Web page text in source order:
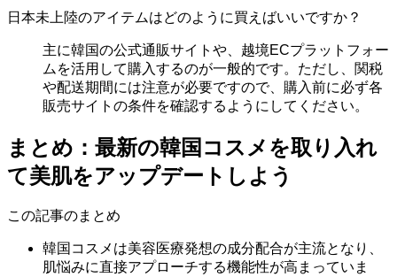
日本未上陸のアイテムはどのように買えばいいですか？
主に韓国の公式通販サイトや、越境ECプラットフォー
ムを活用して購入するのが一般的です。ただし、関税
や配送期間には注意が必要ですので、購入前に必ず各
販売サイトの条件を確認するようにしてください。
まとめ：最新の韓国コスメを取り入れ
て美肌をアップデートしよう
この記事のまとめ
韓国コスメは美容医療発想の成分配合が主流となり、
肌悩みに直接アプローチする機能性が高まっていま